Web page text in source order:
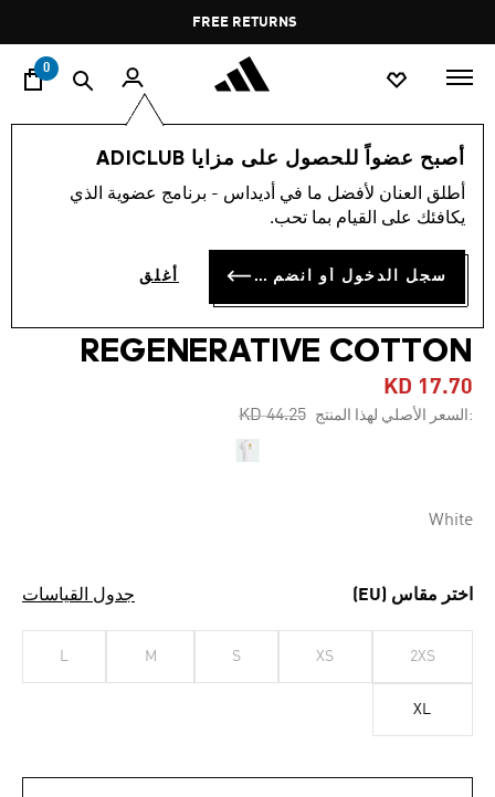
Pause
promotion
rotation
FREE RETURNS
0
أصبح عضواً للحصول على مزايا ADICLUB
أطلق العنان لأفضل ما في أديداس - برنامج عضوية الذي
يكافئك على القيام بما تحب.
سجل الدخول أو انضم الآن أغلق
النساء ملابس
-60%
تيشيرت ADIDAS BY STELLA
MCCARTNEY
REGENERATIVE COTTON
KD 17.70
:السعر الأصلي لهذا المنتج Price reduced from
KD 44.25
to
White
اختر مقاس (EU) جدول القياسات
2XS
XS
S
M
L
XL